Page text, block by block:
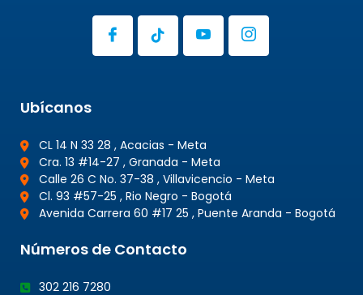
Ubícanos
CL 14 N 33 28 , Acacias - Meta
Cra. 13 #14-27 , Granada - Meta
Calle 26 C No. 37-38 , Villavicencio - Meta
Cl. 93 #57-25 , Rio Negro - Bogotá
Avenida Carrera 60 #17 25 , Puente Aranda - Bogotá
Números de Contacto
302 216 7280